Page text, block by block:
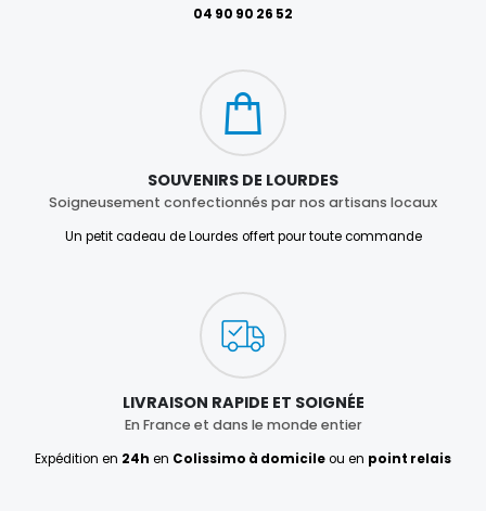
04 90 90 26 52
SOUVENIRS DE LOURDES
Soigneusement confectionnés par nos artisans locaux
Un petit cadeau de Lourdes offert pour toute commande
LIVRAISON RAPIDE ET SOIGNÉE
En France et dans le monde entier
Expédition en 24h en Colissimo à domicileou en point relais